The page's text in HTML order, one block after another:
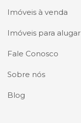
Imóveis à venda
Imóveis para alugar
Fale Conosco
Sobre nós
Blog